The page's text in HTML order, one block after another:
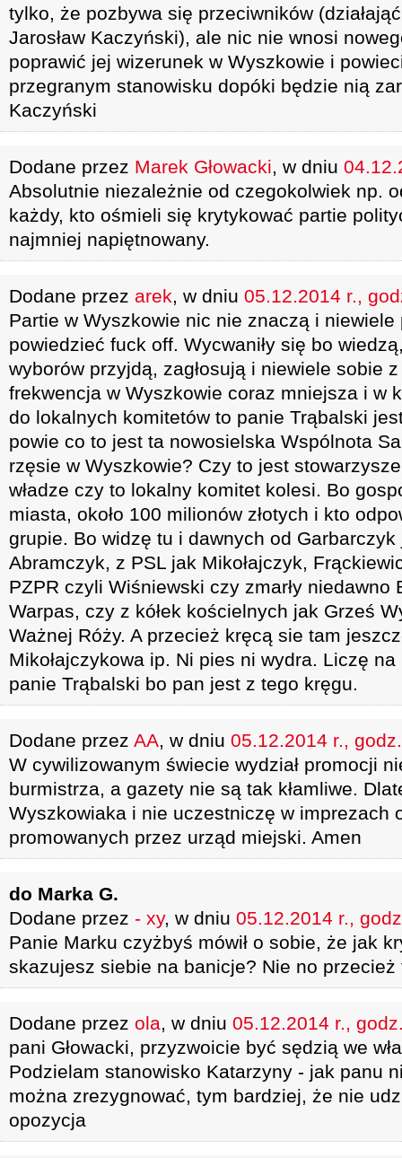
tylko, że pozbywa się przeciwników
Jarosław Kaczyński), ale nic nie wnosi
poprawić jej wizerunek w Wyszkowie i
przegranym stanowisku dopóki będzie nią
Kaczyński
Dodane przez Marek Głowacki, w dniu
Absolutnie niezależnie od czegokolwiek np.
każdy, kto ośmieli się krytykować partie
najmniej napiętnowany.
Dodane przez arek, w dniu 05.12.2014 r.,
Partie w Wyszkowie nic nie znaczą i
powiedzieć fuck off. Wycwaniły się bo
wyborów przyjdą, zagłosują i niewiele sobie
frekwencja w Wyszkowie coraz mniejsza i w
do lokalnych komitetów to panie Trąbalski
powie co to jest ta nowosielska Wspólnota
rzęsie w Wyszkowie? Czy to jest
władze czy to lokalny komitet kolesi. Bo
miasta, około 100 milionów złotych i kto
grupie. Bo widzę tu i dawnych od
Abramczyk, z PSL jak Mikołajczyk,
PZPR czyli Wiśniewski czy zmarły niedawno
Warpas, czy z kółek kościelnych jak Grześ
Ważnej Róży. A przecież kręcą sie tam
Mikołajczykowa ip. Ni pies ni wydra. Liczę
panie Trąbalski bo pan jest z tego kręgu.
Dodane przez AA, w dniu 05.12.2014 r.,
W cywilizowanym świecie wydział promocji
burmistrza, a gazety nie są tak kłamliwe.
Wyszkowiaka i nie uczestniczę w imprezach
promowanych przez urząd miejski. Amen
do Marka G.
Dodane przez - xy, w dniu 05.12.2014 r.,
Panie Marku czyżbyś mówił o sobie, że jak
skazujesz siebie na banicje? Nie no
Dodane przez ola, w dniu 05.12.2014 r.,
pani Głowacki, przyzwoicie być sędzią we
Podzielam stanowisko Katarzyny - jak panu
można zrezygnować, tym bardziej, że nie
opozycja